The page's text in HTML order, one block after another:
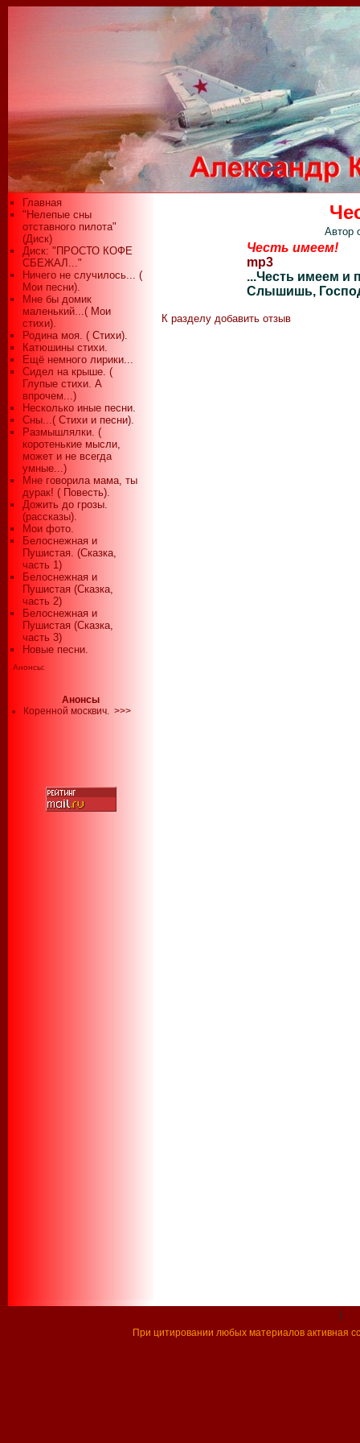
Главная
"Нелепые сны
отставного пилота"
(Диск)
Диск: "ПРОСТО КОФЕ
СБЕЖАЛ..."
Ничего не случилось... (
Мои песни).
Мне бы домик
маленький...( Мои
стихи).
Родина моя. ( Стихи).
Катюшины стихи.
Ещё немного лирики...
Сидел на крыше. (
Глупые стихи. А
впрочем...)
Несколько иные песни.
Сны...( Стихи и песни).
Размышлялки. (
коротенькие мысли,
может и не всегда
умные...)
Мне говорила мама, ты
дурак! ( Повесть).
Дожить до грозы.
(рассказы).
Мои фото.
Белоснежная и
Пушистая. (Сказка,
часть 1)
Белоснежная и
Пушистая (Сказка,
часть 2)
Белоснежная и
Пушистая (Сказка,
часть 3)
Новые песни.
Анонсы:
Анонсы
Коренной москвич. >>>
Автор
Честь имеем!
mp3
...Честь имеем и
Слышишь,
К разделу добавить отзыв
При цитировании любых материалов активная